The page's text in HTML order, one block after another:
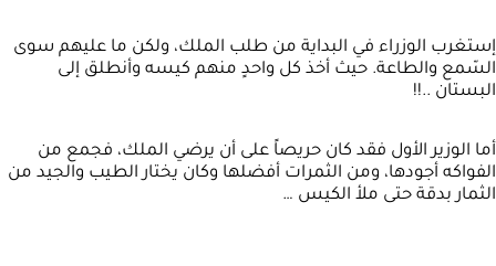
إستغرب الوزراء في البداية من طلب الملك، ولكن ما عليهم سوى
السّمع والطاعة. حيث أخذ كل واحدٍ منهم كيسه وأنطلق إلى
البستان ..!!
أما الوزير الأول فقد كان حريصاً على أن يرضي الملك، فجمع من
الفواكه أجودها، ومن الثمرات أفضلها وكان يختار الطيب والجيد من
الثمار بدقة حتى ملأ الكيس …